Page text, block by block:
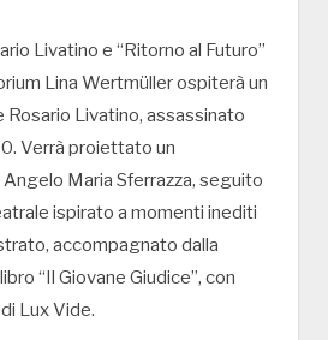
Livatino e “Ritorno al Futuro”
Lina Wertmüller ospiterà un
Livatino, assassinato
Verrà proiettato un
Maria Sferrazza, seguito
ispirato a momenti inediti
accompagnato dalla
“Il Giovane Giudice”, con
Lux Vide.